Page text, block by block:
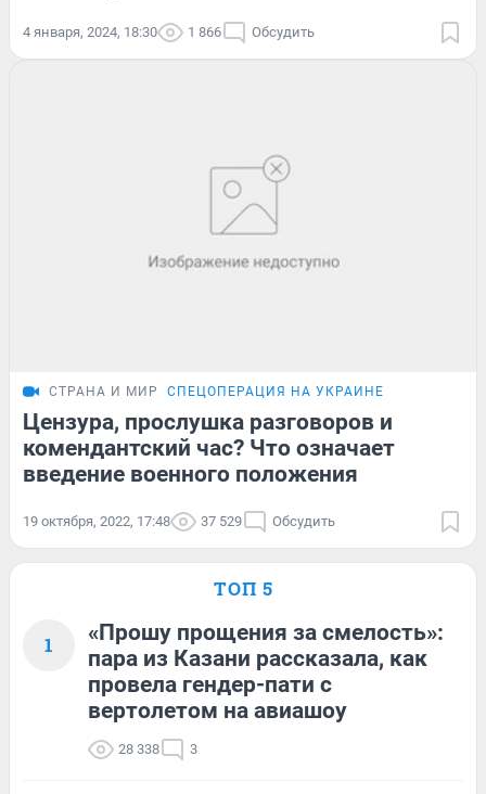
4 января, 2024, 18:30 1 866 Обсудить
СТРАНА И МИР СПЕЦОПЕРАЦИЯ НА УКРАИНЕ
Цензура, прослушка разговоров и
комендантский час? Что означает
введение военного положения
19 октября, 2022, 17:48 37 529 Обсудить
ТОП 5
1
«Прошу прощения за смелость»:
пара из Казани рассказала, как
провела гендер-пати с
вертолетом на авиашоу
28 338 3